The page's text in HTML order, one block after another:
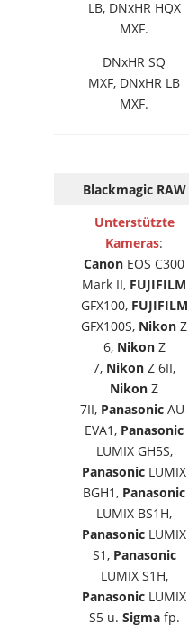
LB, DNxHR HQX
MXF.
DNxHR SQ
MXF, DNxHR LB
MXF.
Blackmagic RAW
Unterstützte
Kameras:
Canon EOS C300
Mark II, FUJIFILM
GFX100, FUJIFILM
GFX100S, Nikon Z
6, NikonZ
7, Nikon Z 6II,
Nikon Z
7II, PanasonicAU-
EVA1, Panasonic
LUMIX GH5S,
Panasonic LUMIX
BGH1, Panasonic
LUMIX BS1H,
Panasonic LUMIX
S1, Panasonic
LUMIX S1H,
Panasonic LUMIX
S5 u. Sigmafp.